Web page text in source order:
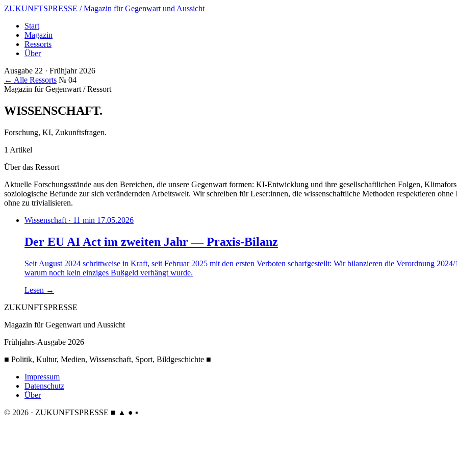
ZUKUNFTSPRESSE / Magazin für Gegenwart und Aussicht
Start
Magazin
Ressorts
Über
Ausgabe 22 · Frühjahr 2026
← Alle Ressorts № 04
Magazin für Gegenwart / Ressort
WISSENSCHAFT.
Forschung, KI, Zukunftsfragen.
1 Artikel
Über das Ressort
Aktuelle Forschungsstände aus den Bereichen, die unsere Gegenwart formen: KI-Entwicklung und ihre gesellschaftlichen Folgen,
soziologische Befunde zur sich verändernden Arbeitswelt. Wir schreiben für Leser:innen, die wissenschaftliche Methoden respektieren
ohne zu trivialisieren.
Wissenschaft · 11 min 17.05.2026
Der EU AI Act im zweiten Jahr — Praxis-Bilanz
Seit August 2024 schrittweise in Kraft, seit Februar 2025 mit den ersten Verboten scharfgestellt: Wir bilanzieren die Verordnung
warum noch kein einziges Bußgeld verhängt wurde.
Lesen →
ZUKUNFTSPRESSE
Magazin für Gegenwart und Aussicht
Frühjahrs-Ausgabe 2026
■ Politik, Kultur, Medien, Wissenschaft, Sport, Bildgeschichte ■
Impressum
Datenschutz
Über
© 2026 · ZUKUNFTSPRESSE ■ ▲ ● ▪